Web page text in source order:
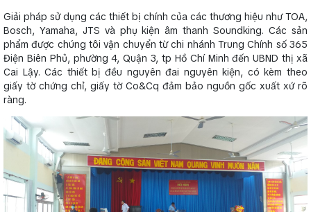
Giải pháp sử dụng các thiết bị chính của các thương hiệu như TOA,
Bosch, Yamaha, JTS và phụ kiện âm thanh Soundking. Các sản
phẩm được chúng tôi vận chuyển từ chi nhánh Trung Chính số 365
Điện Biên Phủ, phường 4, Quận 3, tp Hồ Chí Minh đến UBND thị xã
Cai Lậy. Các thiết bị đều nguyên đai nguyên kiện, có kèm theo
giấy tờ chứng chỉ, giấy tờ Co&Cq đảm bảo nguồn gốc xuất xứ rõ
ràng.